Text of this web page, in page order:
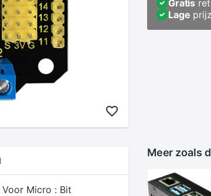
Gratis
Lage
Micro : Bit
Meer zoals